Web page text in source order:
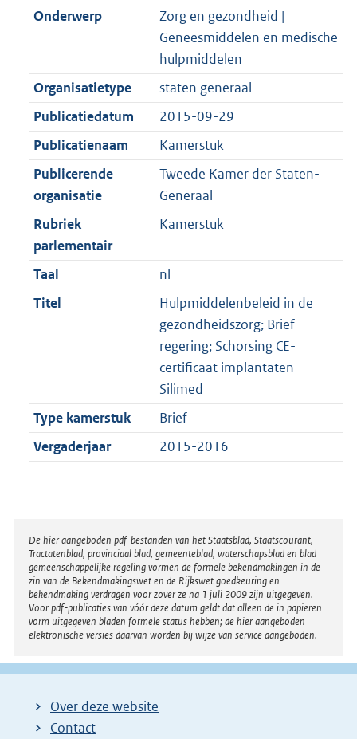
Onderwerp
Zorg en gezondheid |
Geneesmiddelen en medische
hulpmiddelen
Organisatietype
staten generaal
Publicatiedatum
2015-09-29
Publicatienaam
Kamerstuk
Publicerende
organisatie
Tweede Kamer der Staten-
Generaal
Rubriek
parlementair
Kamerstuk
Taal
nl
Titel
Hulpmiddelenbeleid in de
gezondheidszorg; Brief
regering; Schorsing CE-
certificaat implantaten
Silimed
Type kamerstuk
Brief
Vergaderjaar
2015-2016
Disclaimer
De hier aangeboden pdf-bestanden van het Staatsblad, Staatscourant,
Tractatenblad, provinciaal blad, gemeenteblad, waterschapsblad en blad
gemeenschappelijke regeling vormen de formele bekendmakingen in de
zin van de Bekendmakingswet en de Rijkswet goedkeuring en
bekendmaking verdragen voor zover ze na 1 juli 2009 zijn uitgegeven.
Voor pdf-publicaties van vóór deze datum geldt dat alleen de in papieren
vorm uitgegeven bladen formele status hebben; de hier aangeboden
elektronische versies daarvan worden bij wijze van service aangeboden.
Over deze website
Contact